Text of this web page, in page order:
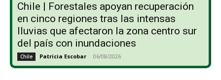
Chile | Forestales apoyan recuperación
en cinco regiones tras las intensas
lluvias que afectaron la zona centro sur
del país con inundaciones
Chile Patricia Escobar - 06/08/2026